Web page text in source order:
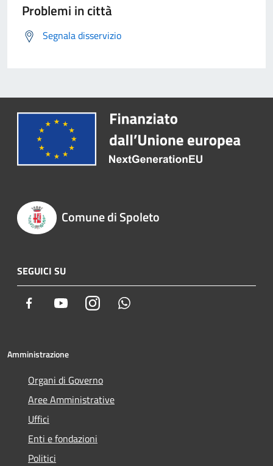
Problemi in città
Segnala disservizio
Comune di Spoleto
SEGUICI SU
Facebook YoutubeInstagram
Amministrazione
Organi di Governo
Aree Amministrative
Uffici
Enti e fondazioni
Politici